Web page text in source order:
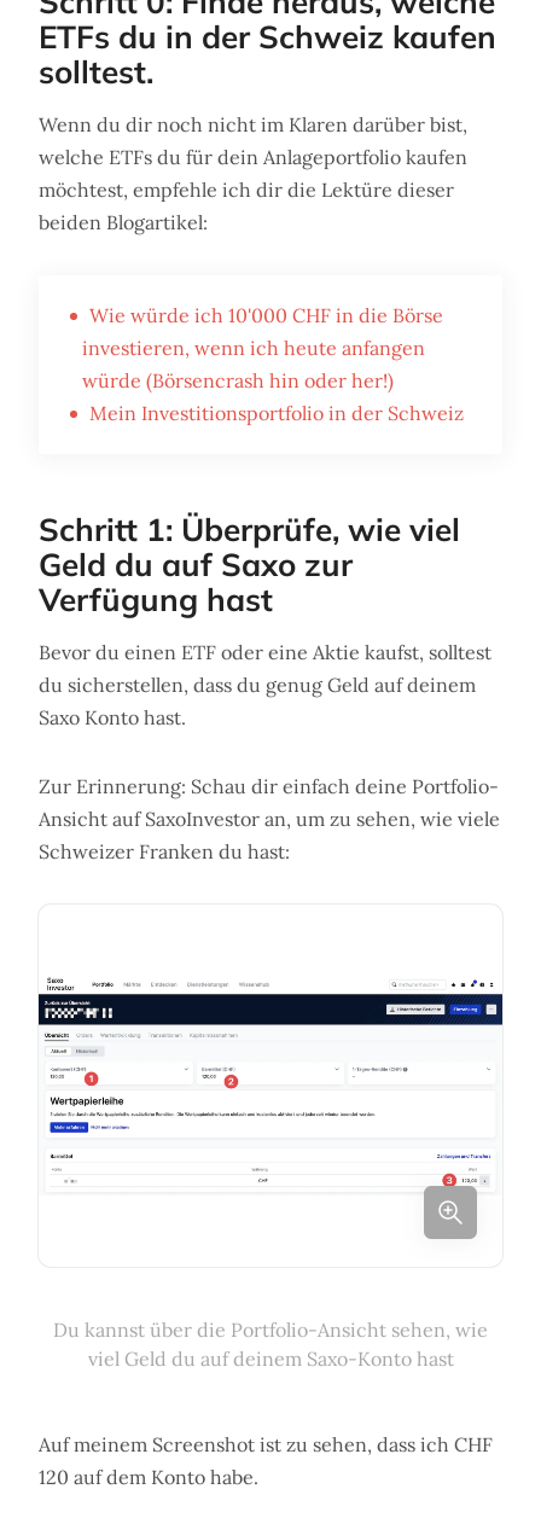
ETFs du in der Schweiz kaufen
solltest.
Wenn du dir noch nicht im Klaren darüber bist,
welche ETFs du für dein Anlageportfolio kaufen
möchtest, empfehle ich dir die Lektüre dieser
beiden Blogartikel:
Wie würde ich 10'000 CHF in die Börse
investieren, wenn ich heute anfangen
würde (Börsencrash hin oder her!)
Mein Investitionsportfolio in der Schweiz
Schritt 1: Überprüfe, wie viel
Geld du auf Saxo zur
Verfügung hast
Bevor du einen ETF oder eine Aktie kaufst, solltest
du sicherstellen, dass du genug Geld auf deinem
Saxo Konto hast.
Zur Erinnerung: Schau dir einfach deine Portfolio-
Ansicht auf SaxoInvestor an, um zu sehen, wie viele
Schweizer Franken du hast:
Du kannst über die Portfolio-Ansicht sehen, wie
viel Geld du auf deinem Saxo-Konto hast
Auf meinem Screenshot ist zu sehen, dass ich CHF
120 auf dem Konto habe.